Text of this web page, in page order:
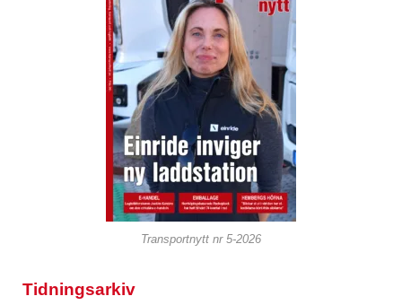
Transportnytt nr 5-2026
Tidningsarkiv